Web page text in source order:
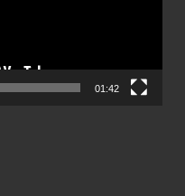
01:42